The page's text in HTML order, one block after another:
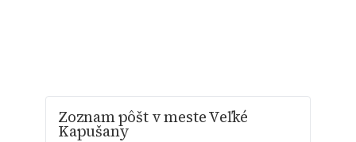
Zoznam pôšt v meste Veľké
Kapušany